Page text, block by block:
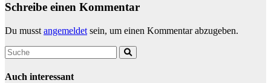
Schreibe einen Kommentar
Du musst angemeldet sein, um einen Kommentar abzugeben.
Auch interessant